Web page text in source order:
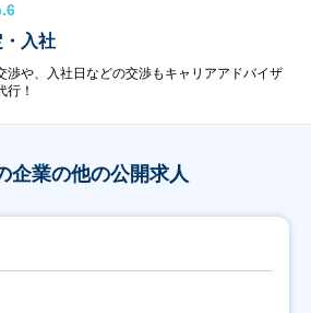
・入社
渉や、入社日などの交渉もキャリアアドバイザ
行！
企業の他の公開求人